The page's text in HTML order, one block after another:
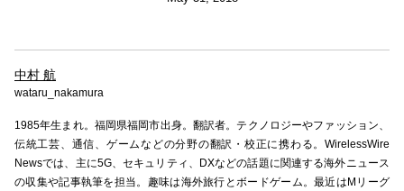
中村 航
wataru_nakamura
1985年生まれ。福岡県福岡市出身。翻訳者。テクノロジーやファッション、
伝統工芸、通信、ゲームなどの分野の翻訳・校正に携わる。WirelessWire
Newsでは、主に5G、セキュリティ、DXなどの話題に関連する海外ニュース
の収集や記事執筆を担当。趣味は海外旅行とボードゲーム。最近はMリーグ